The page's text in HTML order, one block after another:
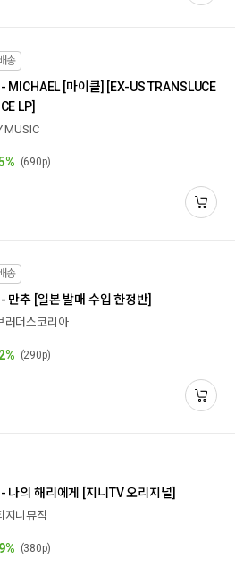
송
MICHAEL [마이클] [EX-US TRANSLUCE
LP]
MUSIC
(690p)
송
만추 [일본 발매 수입 한정반]
러더스코리아
(290p)
나의 해리에게 [지니TV 오리지널]
지니뮤직
(380p)